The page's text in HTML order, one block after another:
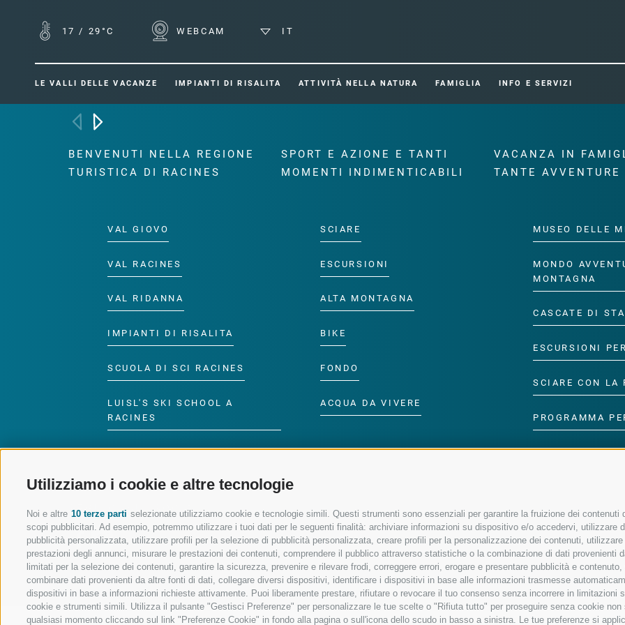
Utilizziamo i cookie e altre tecnologie
Noi e altre 10 terze parti selezionate utilizziamo cookie e tecnologie simili. Questi strumenti sono essenziali per garantire la fruizione dei
scopi pubblicitari. Ad esempio, potremmo utilizzare i tuoi dati per le seguenti finalità: archiviare informazioni su dispositivo e/o accedervi, utilizzare
pubblicità personalizzata, utilizzare profili per la selezione di pubblicità personalizzata, creare profili per la personalizzazione dei contenuti,
prestazioni degli annunci, misurare le prestazioni dei contenuti, comprendere il pubblico attraverso statistiche o la combinazione di dati
limitati per la selezione dei contenuti, garantire la sicurezza, prevenire e rilevare frodi, correggere errori, erogare e presentare pubblicità e
combinare dati provenienti da altre fonti di dati, collegare diversi dispositivi, identificare i dispositivi in base alle informazioni trasmesse
dispositivi in base a informazioni richieste attivamente. Puoi liberamente prestare, rifiutare o revocare il tuo consenso senza incorrere in
cookie e strumenti simili. Utilizza il pulsante "Gestisci Preferenze" per personalizzare le tue scelte o "Rifiuta tutto" per proseguire senza cookie
qualsiasi momento cliccando sul link "Preferenze Cookie" in fondo alla pagina o sull'icona dello scudo in basso a sinistra. Le tue preferenze si
17 / 29°C WEBCAM IT
LE VALLI DELLE VACANZE IMPIANTI DI RISALITA ATTIVITÀ NELLA NATURA FAMIGLIA INFO E SERVIZI
BENVENUTI NELLA REGIONE
TURISTICA DI RACINES
VAL GIOVO
VAL RACINES
VAL RIDANNA
IMPIANTI DI RISALITA
SCUOLA DI SCI RACINES
LUISL'S SKI SCHOOL A
RACINES
SPORT E AZIONE E TANTI
MOMENTI INDIMENTICABILI
SCIARE
ESCURSIONI
ALTA MONTAGNA
BIKE
FONDO
ACQUA DA VIVERE
VACANZA IN
TANTE AVVENTURE
MUSEO DELLE
MONDO
MONTAGNA
CASCATE DI
ESCURSIONI
SCIARE CON LA
PROGRAMMA
SEGUICI SUI SOCIAL